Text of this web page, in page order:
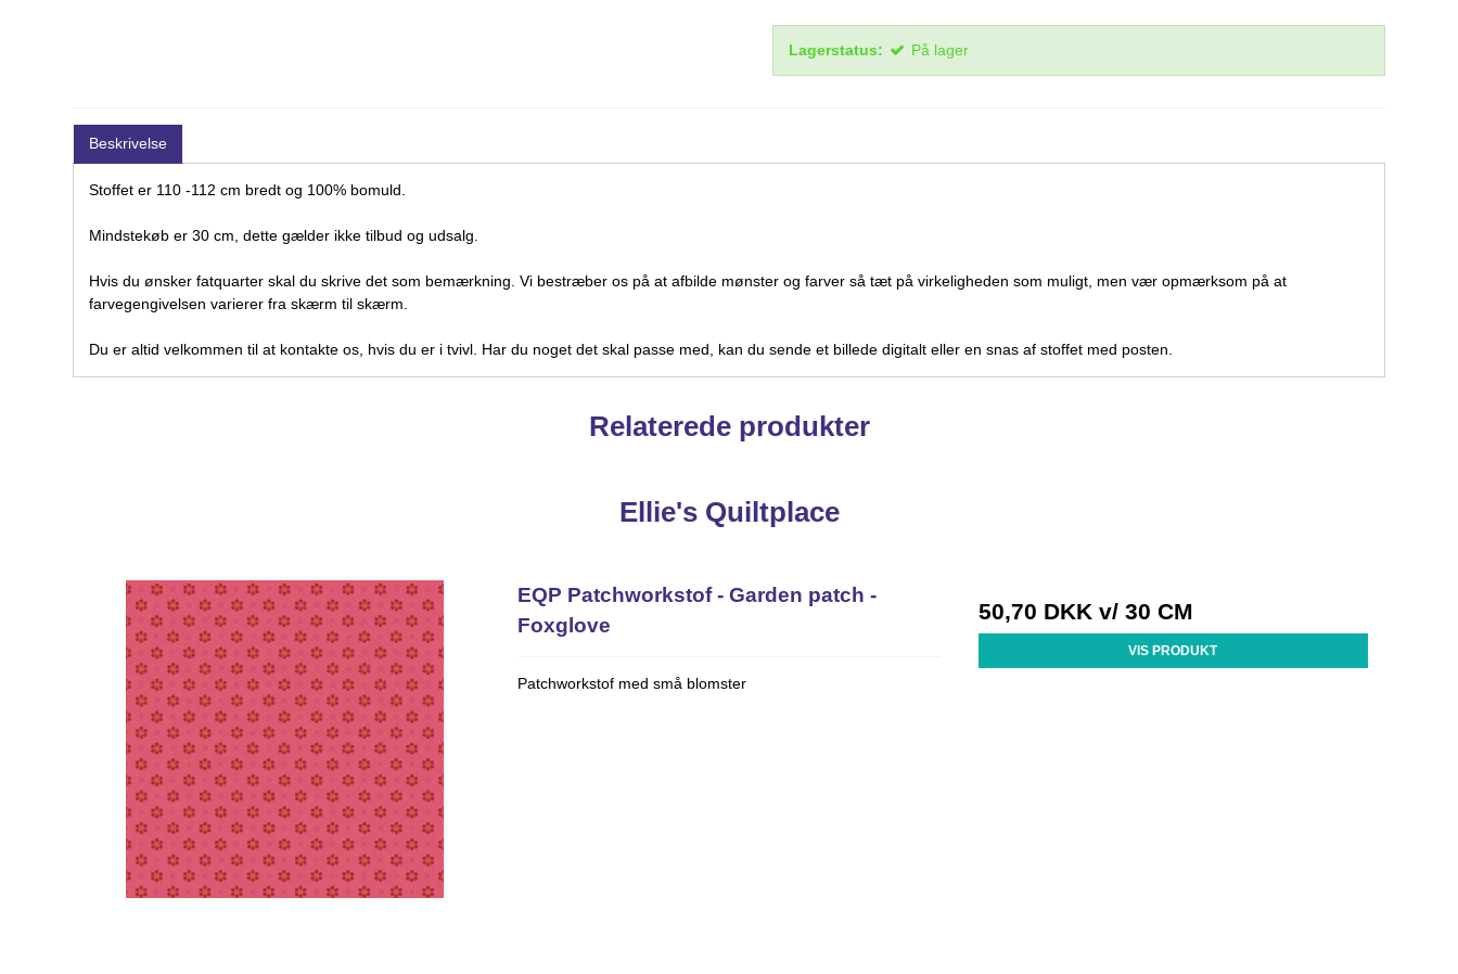
Lagerstatus: På lager
Beskrivelse
Stoffet er 110 -112 cm bredt og 100% bomuld.
Mindstekøb er 30 cm, dette gælder ikke tilbud og udsalg.
Hvis du ønsker fatquarter skal du skrive det som bemærkning. Vi bestræber os på at afbilde mønster og farver så tæt på virkeligheden som muligt, men vær opmærksom på at
farvegengivelsen varierer fra skærm til skærm.
Du er altid velkommen til at kontakte os, hvis du er i tvivl. Har du noget det skal passe med, kan du sende et billede digitalt eller en snas af stoffet med posten.
Relaterede produkter
Ellie's Quiltplace
EQP Patchworkstof - Garden patch -
Foxglove
Patchworkstof med små blomster
50,70 DKKv/ 30 CM
VIS PRODUKT